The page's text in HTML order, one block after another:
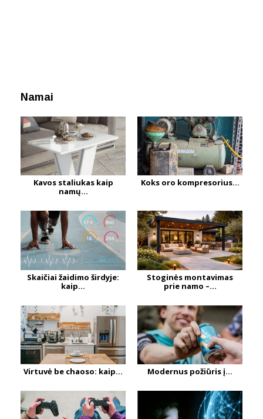
Namai
Kavos staliukas kaip
namų...
Koks oro kompresorius...
Skaičiai žaidimo širdyje:
kaip...
Stoginės montavimas
prie namo –...
Virtuvė be chaoso: kaip... Modernus požiūris į...